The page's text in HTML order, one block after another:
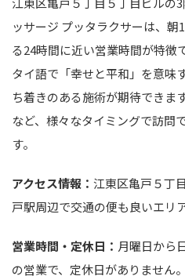
ッサージ プッタラクサーは、
る24時間に近い営業時間が特徴
タイ語で「幸せと平和」を意味
ち着きのある施術が期待できま
など、様々なタイミングで訪問
す。
アクセス情報： 江東区亀戸５丁
戸駅周辺で交通の便も良いエリ
営業時間・定休日： 月曜日から
の営業で、定休日がありません